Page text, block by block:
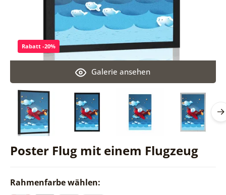
Poster Flug mit einem Flugzeug
Galerie ansehen
Rabatt -20%
Rahmenfarbe wählen: